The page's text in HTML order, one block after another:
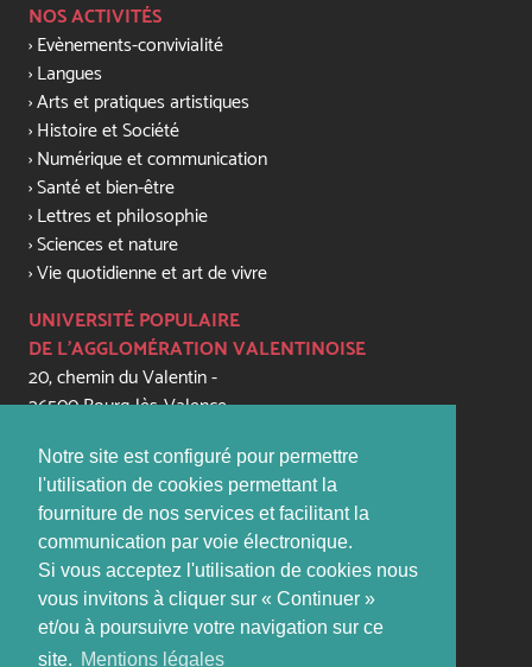
Notre site est configuré pour permettre
l'utilisation de cookies permettant la
fourniture de nos services et facilitant la
communication par voie électronique.
Si vous acceptez l'utilisation de cookies nous
vous invitons à cliquer sur « Continuer »
et/ou à poursuivre votre navigation sur ce
site. Mentions légales
NOS ACTIVITÉS
Evènements-convivialité
Langues
Arts et pratiques artistiques
Histoire et Société
Numérique et communication
Santé et bien-être
Lettres et philosophie
Sciences et nature
Vie quotidienne et art de vivre
UNIVERSITÉ POPULAIRE
DE L'AGGLOMÉRATION VALENTINOISE
20, chemin du Valentin -
26500 Bourg-lès-Valence
+33 (0) 4 75 56 81 79
contact@upaval.com
PERMANENCES:
lundi, mardi, jeudi, vendredi de 16h - 17h45
(sauf vacances scolaires)
Site: www.upaval.com